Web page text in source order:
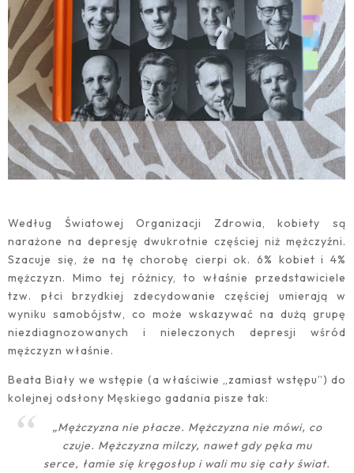
Według Światowej Organizacji Zdrowia, kobiety są
narażone na depresję dwukrotnie częściej niż mężczyźni.
Szacuje się, że na tę chorobę cierpi ok. 6% kobiet i 4%
mężczyzn. Mimo tej różnicy, to właśnie przedstawiciele
tzw. płci brzydkiej zdecydowanie częściej umierają w
wyniku samobójstw, co może wskazywać na dużą grupę
niezdiagnozowanych i nieleczonych depresji wśród
mężczyzn właśnie.
Beata Biały we wstępie (a właściwie „zamiast wstępu”) do
kolejnej odsłony Męskiego gadania pisze tak:
„Mężczyzna nie płacze. Mężczyzna nie mówi, co
czuje. Mężczyzna milczy, nawet gdy pęka mu
serce, łamie się kręgosłup i wali mu się cały świat.